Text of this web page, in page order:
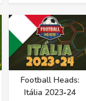
Football Heads:
Itália 2023‑24